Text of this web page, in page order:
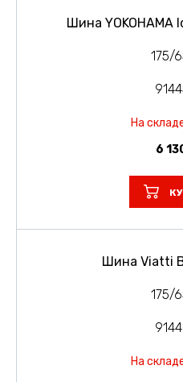
Шина YOKOHAMA
175/
На
6
Шина Viatti
175/
На